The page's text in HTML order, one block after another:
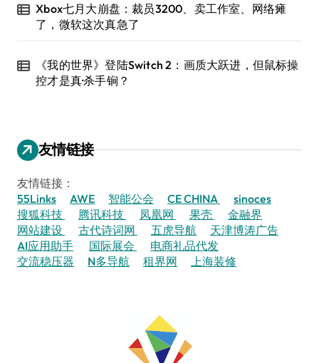
Xbox七月大崩盘：裁员3200、卖工作室、网络瘫
了，微软这次真急了
《我的世界》登陆Switch 2：画质大跃进，但鼠标操
控才是真·杀手锏？
友情链接
友情链接：
55Links
AWE 智能公会 CE CHINA
sinoces
搜狐科技
腾讯科技 凤凰网 果壳
金融界
网站建设
古代诗词网 五虎导航
天津博涛广告
AI应用助手
国际展会
电商礼品代发
交流稳压器
N多导航 租界网 上海装修